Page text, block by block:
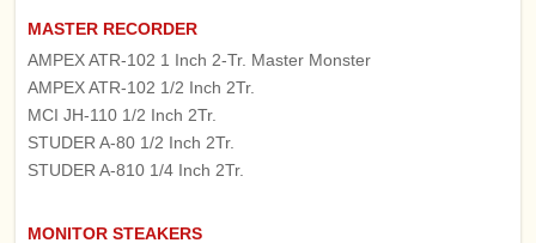
MASTER RECORDER
AMPEX ATR-102 1 Inch 2-Tr. Master Monster
AMPEX ATR-102 1/2 Inch 2Tr.
MCI JH-110 1/2 Inch 2Tr.
STUDER A-80 1/2 Inch 2Tr.
STUDER A-810 1/4 Inch 2Tr.
MONITOR STEAKERS